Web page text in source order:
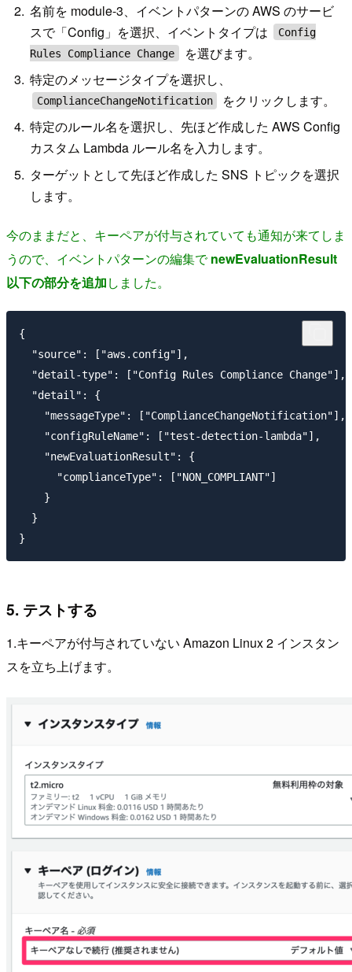
名前を module-3、イベントパターンの AWS のサービ
スで「Config」を選択、イベントタイプは
Config
Rules Compliance Change
を選びます。
特定のメッセージタイプを選択し、
ComplianceChangeNotification
をクリックします。
特定のルール名を選択し、先ほど作成した AWS Config
カスタム Lambda ルール名を入力します。
ターゲットとして先ほど作成した SNS トピックを選択
します。
今のままだと、キーペアが付与されていても通知が来てしま
うので、イベントパターンの編集でnewEvaluationResult
以下の部分を追加しました。
{
  "source": ["aws.config"],
  "detail-type": ["Config Rules Compliance Change"],
  "detail": {
    "messageType": ["ComplianceChangeNotification"],
    "configRuleName": ["test-detection-lambda"],
    "newEvaluationResult": {
      "complianceType": ["NON_COMPLIANT"]
    }
  }
5. テストする
1.キーペアが付与されていない Amazon Linux 2 インスタン
スを立ち上げます。